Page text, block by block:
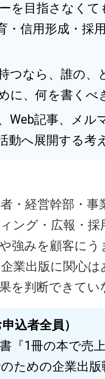
を目指さなくて
・信用形成・採
つなら、誰の、
に、何を書くべ
Web記事、メル
動へ展開する考
・経営幹部・事
ング・広報・採
強みを顧客に
業出版に関心
を判断できてい
込者全員）
『1冊の本で売
ための企業出